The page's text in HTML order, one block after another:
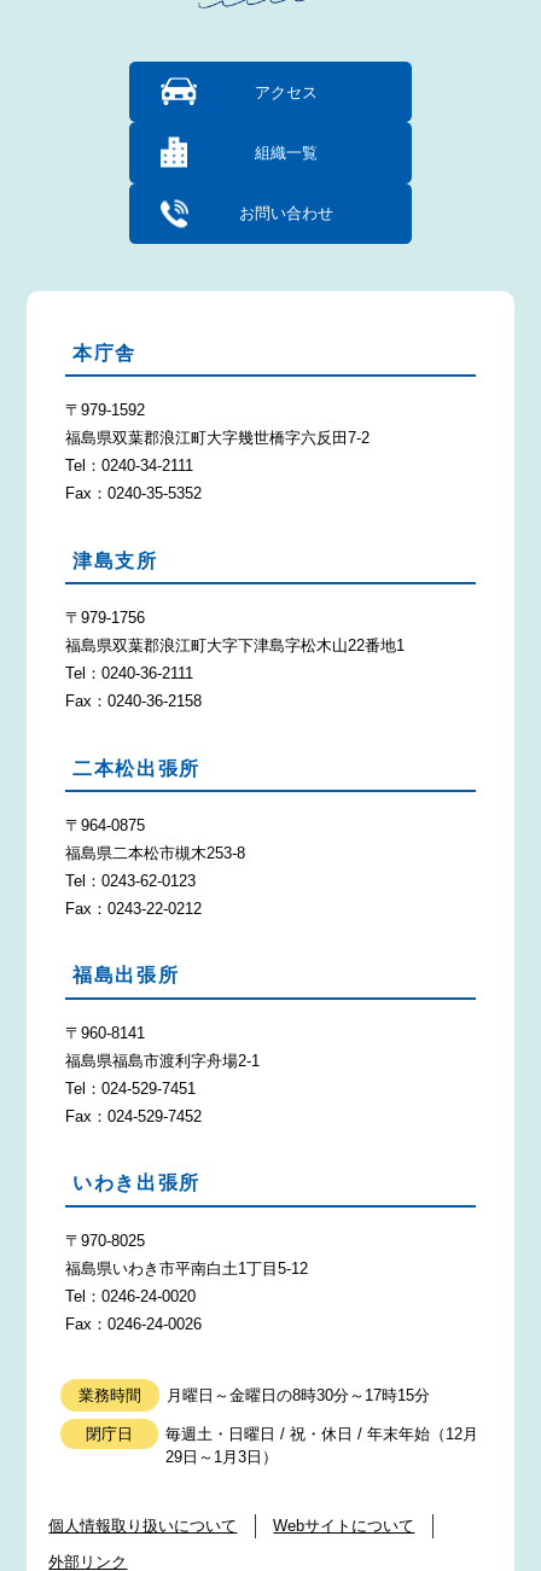
アクセス
組織一覧
お問い合わせ
本庁舎
〒979-1592
福島県双葉郡浪江町大字幾世橋字六反田7-2
Tel：0240-34-2111
Fax：0240-35-5352
津島支所
〒979-1756
福島県双葉郡浪江町大字下津島字松木山22番地1
Tel：0240-36-2111
Fax：0240-36-2158
二本松出張所
〒964-0875
福島県二本松市槻木253-8
Tel：0243-62-0123
Fax：0243-22-0212
福島出張所
〒960-8141
福島県福島市渡利字舟場2-1
Tel：024-529-7451
Fax：024-529-7452
いわき出張所
〒970-8025
福島県いわき市平南白土1丁目5-12
Tel：0246-24-0020
Fax：0246-24-0026
業務時間 月曜日～金曜日の8時30分～17時15分
閉庁日
毎週土・日曜日 / 祝・休日 / 年末年始（12月
29日～1月3日）
個人情報取り扱いについて
Webサイトについて
外部リンク